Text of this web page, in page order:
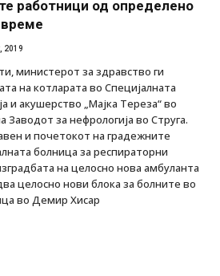
работници од определено
2019
министерот за здравство ги
на котларата во Специјалната
и акушерство „Мајка Тереза“ во
Заводот за нефрологија во Струга.
и почетокот на градежните
болница за респираторни
на целосно нова амбуланта
целосно нови блока за болните во
во Демир Хисар